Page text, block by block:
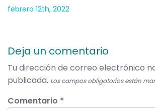
febrero 12th, 2022
Deja un comentario
Tu dirección de correo electrónico
publicada. Los campos obligatorios están
Comentario *